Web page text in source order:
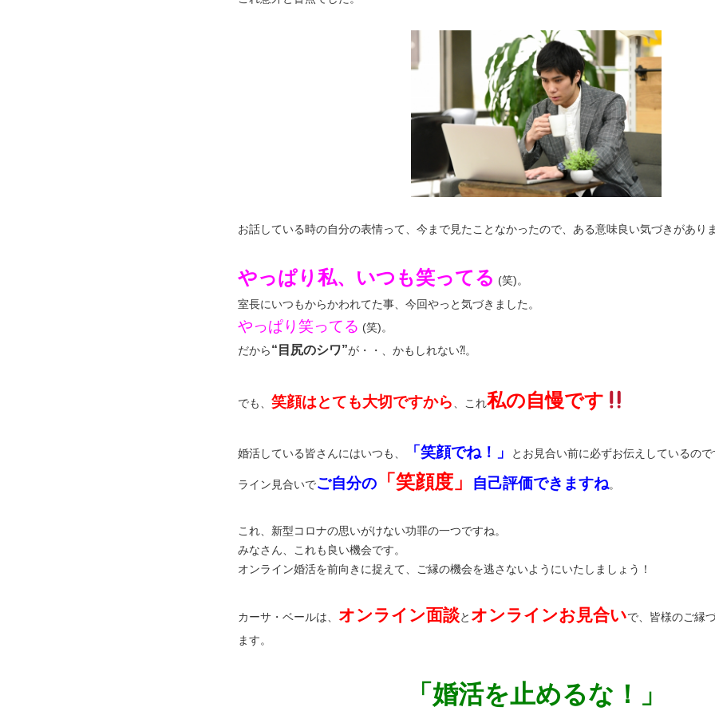
お話している時の自分の表情って、今まで見たことなかったので、ある意味良い気づきがあり
やっぱり私、いつも笑ってる (笑)。
室長にいつもからかわれてた事、今回やっと気づきました。
やっぱり笑ってる (笑)。
だから“目尻のシワ”が・・、かもしれない⁈。
でも、 笑顔はとても大切ですから、これ私の自慢です
婚活している皆さんにはいつも、 「笑顔でね！」 とお見合い前に必ずお伝えしているの
ライン見合いでご自分の 「笑顔度」 自己評価できますね。
これ、新型コロナの思いがけない功罪の一つですね。
みなさん、これも良い機会です。
オンライン婚活を前向きに捉えて、ご縁の機会を逃さないようにいたしましょう！
カーサ・ベールは、 オンライン面談と オンラインお見合いで、皆様のご縁
ます。
「婚活を止めるな！」